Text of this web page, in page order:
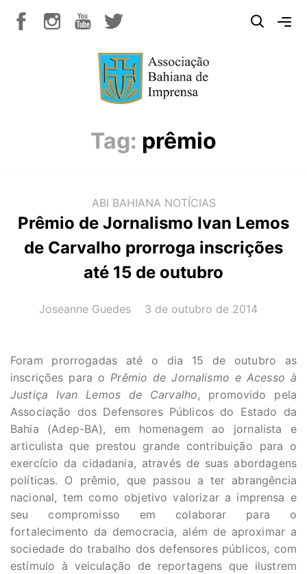
Tag: prêmio
ABI BAHIANA NOTÍCIAS
Prêmio de Jornalismo Ivan Lemos
de Carvalho prorroga inscrições
até 15 de outubro
AUTOR(A):
Joseanne Guedes DATA:
3 de outubro de 2014
Foram prorrogadas até o dia 15 de outubro as
inscrições para oPrêmio de Jornalismo e Acesso à
Justiça Ivan Lemos de Carvalho, promovido pela
Associação dos Defensores Públicos do Estado da
Bahia (Adep-BA), em homenagem ao jornalista e
articulista que prestou grande contribuição para o
exercício da cidadania, através de suas abordagens
políticas. O prêmio, que passou a ter abrangência
nacional, tem como objetivo valorizar a imprensa e
seu compromisso em colaborar para o
fortalecimento da democracia, além de aproximar a
sociedade do trabalho dos defensores públicos, com
estímulo à veiculação de reportagens que ilustrem